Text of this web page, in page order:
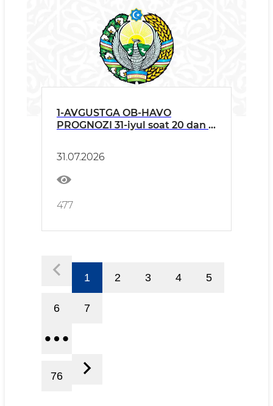
1-AVGUSTGA OB-HAVO
PROGNOZI 31-iyul soat 20 dan 1-
31.07.2026
477
1 2 3 4 5
6 7
76